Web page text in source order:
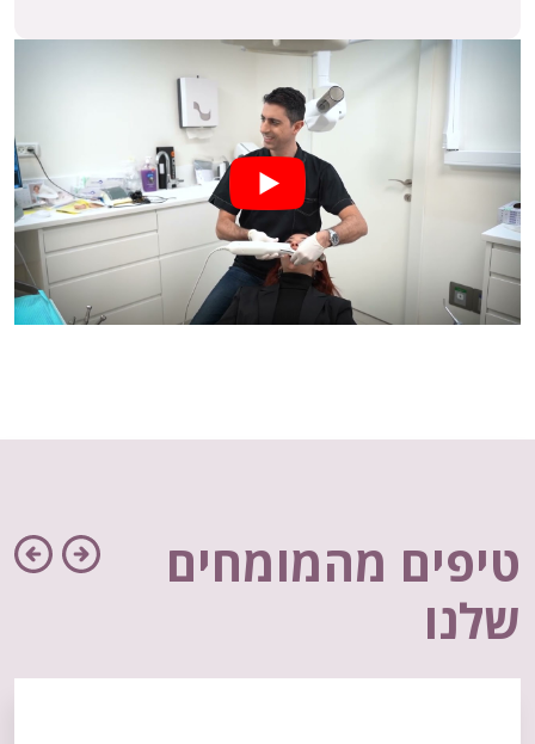
טיפים מהמומחים
שלנו